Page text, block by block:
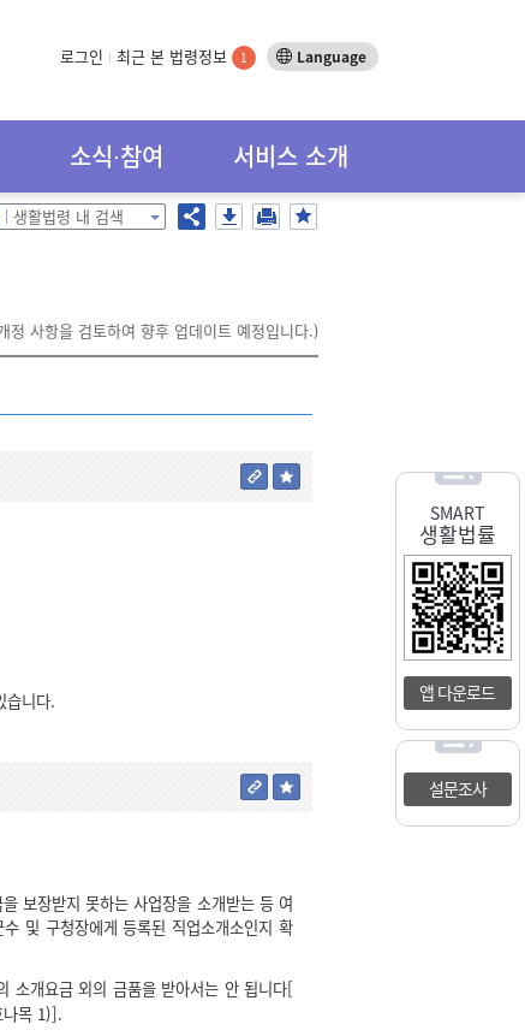
로그인 최근 본 법령정보 1 Language
소식∙참여 서비스 소개
SMART
생활법률
앱 다운로드
설문조사
생활법령 내 검색
정 사항을 검토하여 향후 업데이트 예정입니다.)
니다.
보장받지 못하는 사업장을 소개받는 등 여
및 구청장에게 등록된 직업소개소인지 확
소개요금 외의 금품을 받아서는 안 됩니다[
나목 1)].